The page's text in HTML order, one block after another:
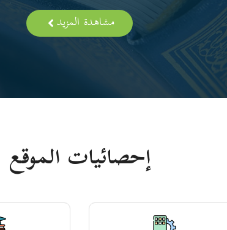
مشاهدة المزيد
إحصائيات الموقع